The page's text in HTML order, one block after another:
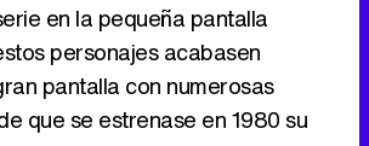
en la pequeña pantalla
personajes acabasen
pantalla con numerosas
que se estrenase en 1980 su